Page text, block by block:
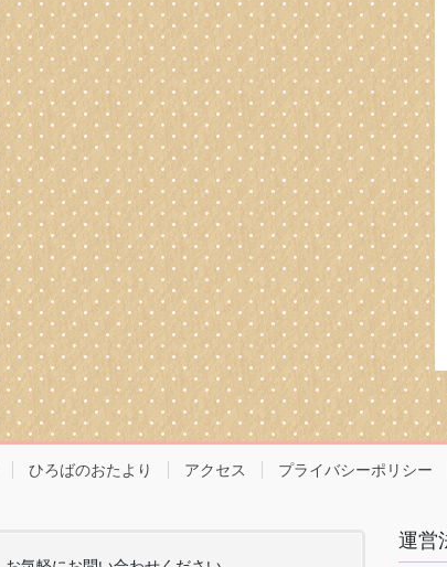
ひろばのおたより アクセス プライバシーポリシー
運営